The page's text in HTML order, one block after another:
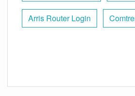
Arris Router Login